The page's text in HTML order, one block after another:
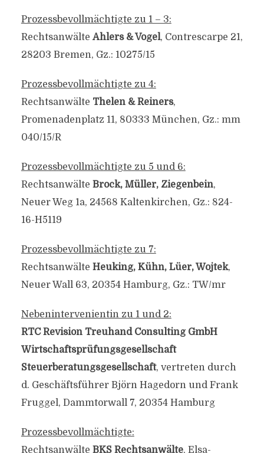
Prozessbevollmächtigte zu 1 – 3:
Rechtsanwälte Ahlers & Vogel, Contrescarpe 21,
28203 Bremen, Gz.: 10275/15
Prozessbevollmächtigte zu 4:
Rechtsanwälte Thelen & Reiners,
Promenadenplatz 11, 80333 München, Gz.: mm
040/15/R
Prozessbevollmächtigte zu 5 und 6:
Rechtsanwälte Brock, Müller, Ziegenbein,
Neuer Weg 1a, 24568 Kaltenkirchen, Gz.: 824-
16-H5119
Prozessbevollmächtigte zu 7:
Rechtsanwälte Heuking, Kühn, Lüer, Wojtek,
Neuer Wall 63, 20354 Hamburg, Gz.: TW/mr
Nebenintervenientin zu 1 und 2:
RTC Revision Treuhand Consulting GmbH
Wirtschaftsprüfungsgesellschaft
Steuerberatungsgesellschaft, vertreten durch
d. Geschäftsführer Björn Hagedorn und Frank
Fruggel, Dammtorwall 7, 20354 Hamburg
Prozessbevollmächtigte:
Rechtsanwälte BKS Rechtsanwälte, Elsa-